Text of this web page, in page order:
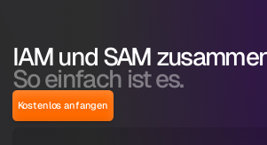
IAM und SAM
So einfach ist es.
Kostenlos anfangen